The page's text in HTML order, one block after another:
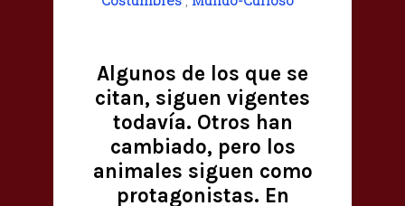
Algunos de los que se
citan, siguen vigentes
todavía. Otros han
cambiado, pero los
animales siguen como
protagonistas. En